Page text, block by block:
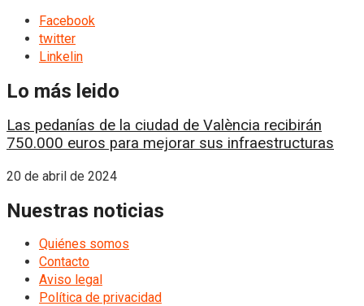
Facebook
twitter
Linkelin
Lo más leido
Las pedanías de la ciudad de València recibirán
750.000 euros para mejorar sus infraestructuras
20 de abril de 2024
Nuestras noticias
Quiénes somos
Contacto
Aviso legal
Política de privacidad